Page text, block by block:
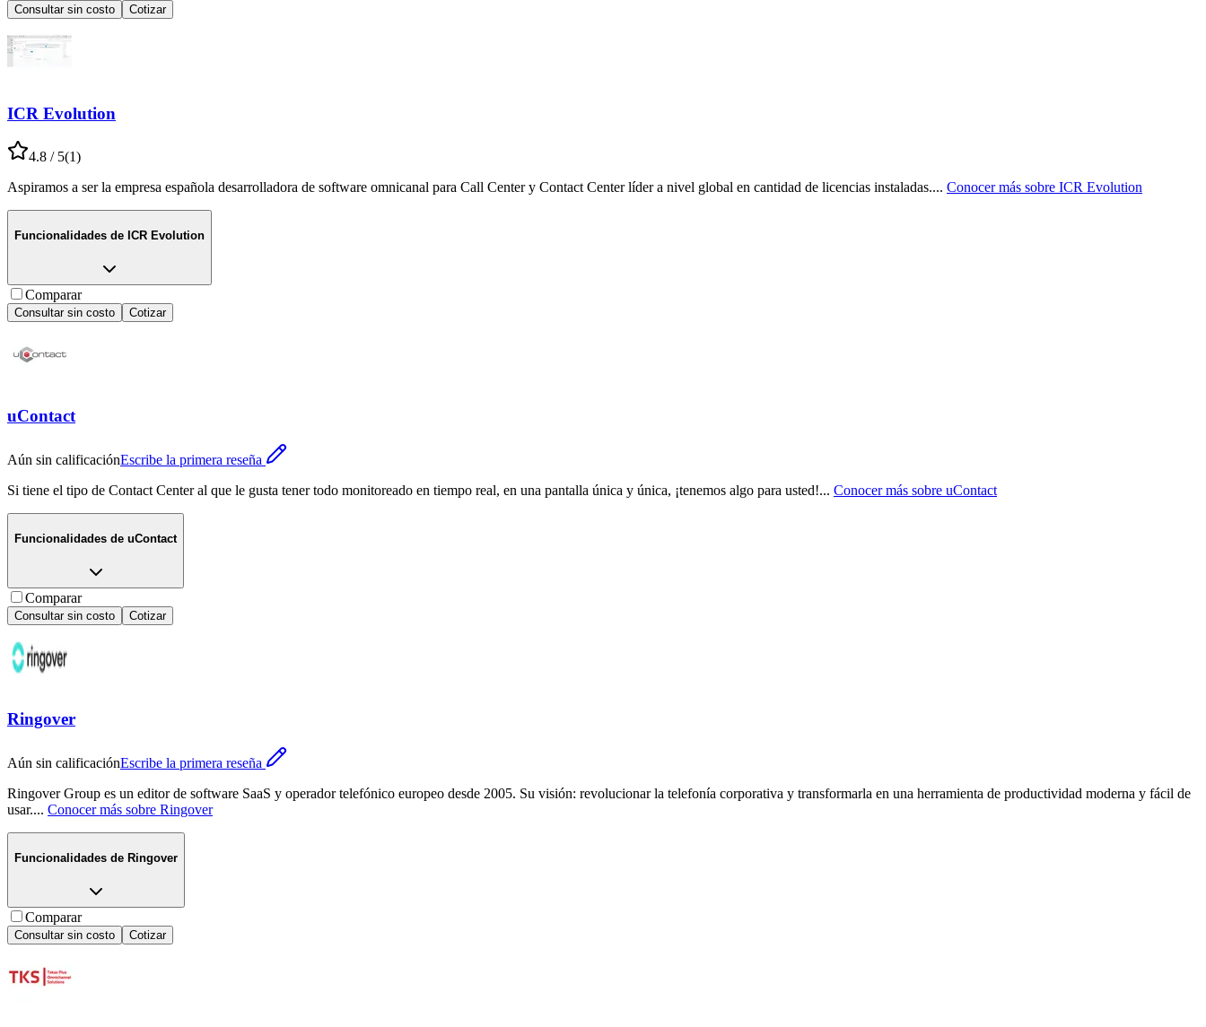
Consultar sin costo Cotizar
ICR Evolution
4.8 / 5(1)
Aspiramos a ser la empresa española desarrolladora de software omnicanal para Call Center y Contact Center líder a nivel global en cantidad de licencias instaladas.... Conocer más sobre ICR Evolution
Funcionalidades de ICR Evolution
Comparar
Consultar sin costo Cotizar
uContact
Aún sin calificaciónEscribe la primera reseña
Si tiene el tipo de Contact Center al que le gusta tener todo monitoreado en tiempo real, en una pantalla única y única, ¡tenemos algo para usted!... Conocer más sobre uContact
Funcionalidades de uContact
Comparar
Consultar sin costo Cotizar
Ringover
Aún sin calificaciónEscribe la primera reseña
Ringover Group es un editor de software SaaS y operador telefónico europeo desde 2005. Su visión: revolucionar la telefonía corporativa y transformarla en una herramienta de productividad moderna y fácil de
usar.... Conocer más sobre Ringover
Funcionalidades de Ringover
Comparar
Consultar sin costo Cotizar